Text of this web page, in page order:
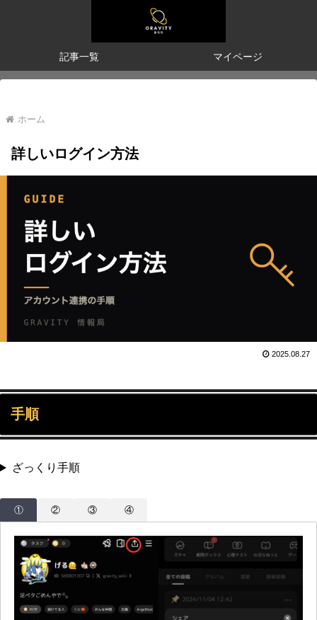
記事一覧 マイページ
ホーム
詳しいログイン方法
2025.08.27
手順
ざっくり手順
① ② ③ ④